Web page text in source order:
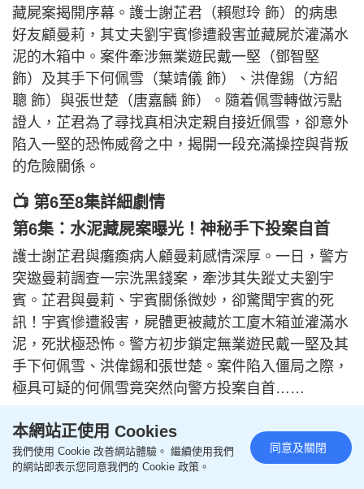
藏屍案揭開序幕。護士謝芷君（賴慰玲 飾）的病患
好友顧曼莉，其丈夫劉宇賓慘遭殺害並藏屍於灌滿水
泥的木箱中。案件牽涉無業遊民戴一堅（鄧智堅
飾）及其手下何佩雪（葉靖儀 飾）、洪偉錫（方紹
聰 飾）與張世楚（唐嘉麟 飾）。隨着佩雪轉做污點
證人，芷君為了尋找真相決定親自接近佩雪，卻意外
陷入一堅的恐怖威脅之中，揭開一段充滿操控與背叛
的危險關係。
📺 第6至8集詳細劇情
第6集：水泥藏屍案曝光！神秘手下投案自首
護士謝芷君與癱瘓病人顧曼莉感情深厚。一日，警方
突邀曼莉調查一宗洗黑錢案，牽涉其失蹤丈夫劉宇
賓。芷君與曼莉、宇賓關係微妙，卻驚聞宇賓的死
訊！宇賓慘遭殺害，屍體更被藏於工廈木箱並灌滿水
泥，死狀極恐怖。警方初步鎖定無業遊民戴一堅及其
手下何佩雪、洪偉錫和張世楚。案件陷入僵局之際，
極具可疑的何佩雪竟突然向警方投案自首……
第7集：判決惹議！芷君暗中調查污點證人
戴一堅等人相繼落網。庭上，何佩雪轉做污點證人，
令洪偉錫與張世楚被判誤殺，但主謀戴一堅僅被判非
本網站正使用 Cookies
我們使用 Cookie 改善網站體驗。 繼續使用我們
的網站即表示您同意我們的 Cookie 政策。
同意及關閉